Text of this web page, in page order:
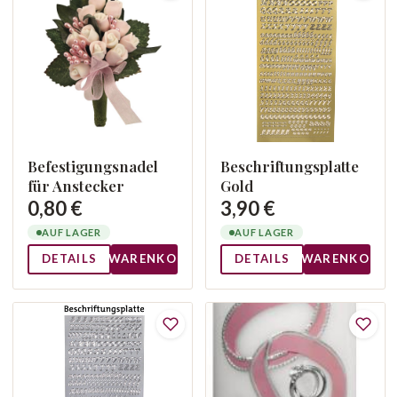
Befestigungsnadel
für Anstecker
0,80 €
AUF LAGER
DETAILS WARENKORB
Beschriftungsplatte
Gold
3,90 €
AUF LAGER
DETAILS WARENKORB